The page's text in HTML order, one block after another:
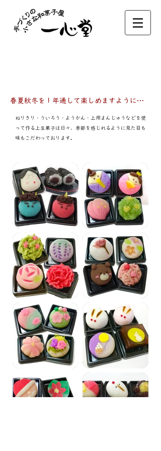
春夏秋冬を１年通して楽しめますように…
ねりきり・ういろう・ようかん・上用まんじゅうなどを使
って作る上生菓子は日々、季節を感じれるように見た目も
味もこだわっております。